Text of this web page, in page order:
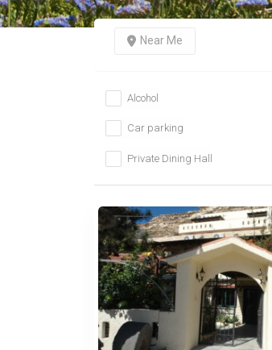
Near Me
Alcohol
Car parking
Private Dining Hall